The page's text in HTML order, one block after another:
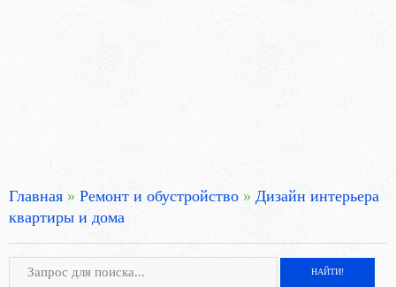
Главная » Ремонт и обустройство » Дизайн интерьера
квартиры и дома